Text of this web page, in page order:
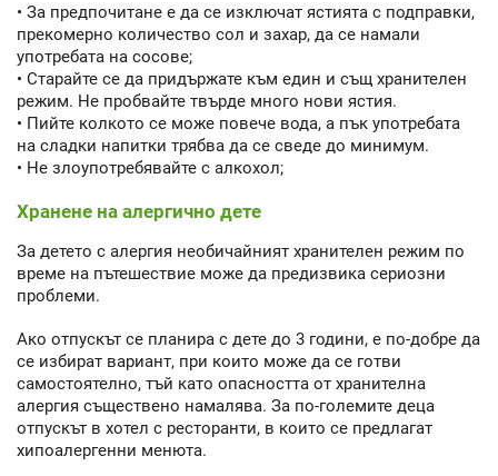
• За предпочитане е да се изключат ястията с подправки,
прекомерно количество сол и захар, да се намали
употребата на сосове;
• Старайте се да придържате към един и същ хранителен
режим. Не пробвайте твърде много нови ястия.
• Пийте колкото се може повече вода, а пък употребата
на сладки напитки трябва да се сведе до минимум.
• Не злоупотребявайте с алкохол;
Хранене на алергично дете
За детето с алергия необичайният хранителен режим по
време на пътешествие може да предизвика сериозни
проблеми.
Ако отпускът се планира с дете до 3 години, е по-добре да
се избират вариант, при които може да се готви
самостоятелно, тъй като опасността от хранителна
алергия съществено намалява. За по-големите деца
отпускът в хотел с ресторанти, в които се предлагат
хипоалергенни менюта.